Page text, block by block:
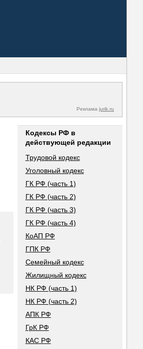
Реклама jurik.ru
Кодексы РФ в
действующей редакции
Трудовой кодекс
Уголовный кодекс
ГК РФ (часть 1)
ГК РФ (часть 2)
ГК РФ (часть 3)
ГК РФ (часть 4)
КоАП РФ
ГПК РФ
Семейный кодекс
Жилищный кодекс
НК РФ (часть 1)
НК РФ (часть 2)
АПК РФ
ГрК РФ
КАС РФ